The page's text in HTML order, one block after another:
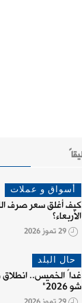
أسواق و عملات
كيف أغلق سعر صرف
الأربعاء؟
29 تموز 2026
حال البلد
غداً الخميس..
شو 2026"